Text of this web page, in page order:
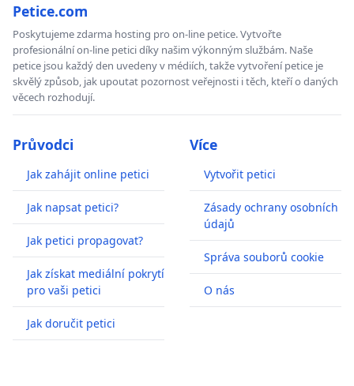
Petice.com
Poskytujeme zdarma hosting pro on-line petice. Vytvořte
profesionální on-line petici díky našim výkonným službám. Naše
petice jsou každý den uvedeny v médiích, takže vytvoření petice je
skvělý způsob, jak upoutat pozornost veřejnosti i těch, kteří o daných
věcech rozhodují.
Průvodci
Jak zahájit online petici
Jak napsat petici?
Jak petici propagovat?
Jak získat mediální pokrytí
pro vaši petici
Jak doručit petici
Více
Vytvořit petici
Zásady ochrany osobních
údajů
Správa souborů cookie
O nás